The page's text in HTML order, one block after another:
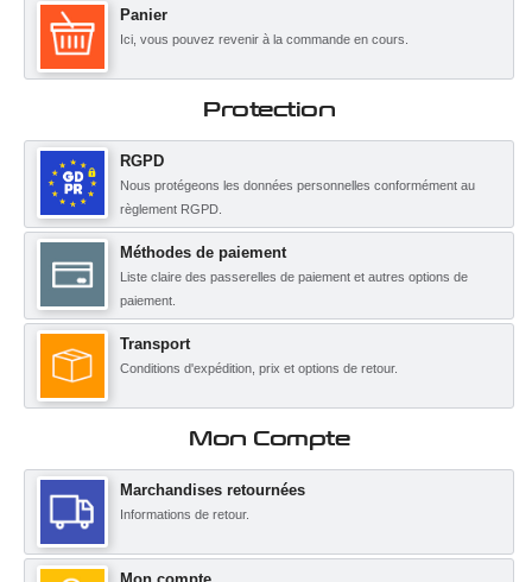
Panier
Ici, vous pouvez revenir à la commande en cours.
Protection
RGPD
Nous protégeons les données personnelles conformément au
règlement RGPD.
Méthodes de paiement
Liste claire des passerelles de paiement et autres options de
paiement.
Transport
Conditions d'expédition, prix et options de retour.
Mon Compte
Marchandises retournées
Informations de retour.